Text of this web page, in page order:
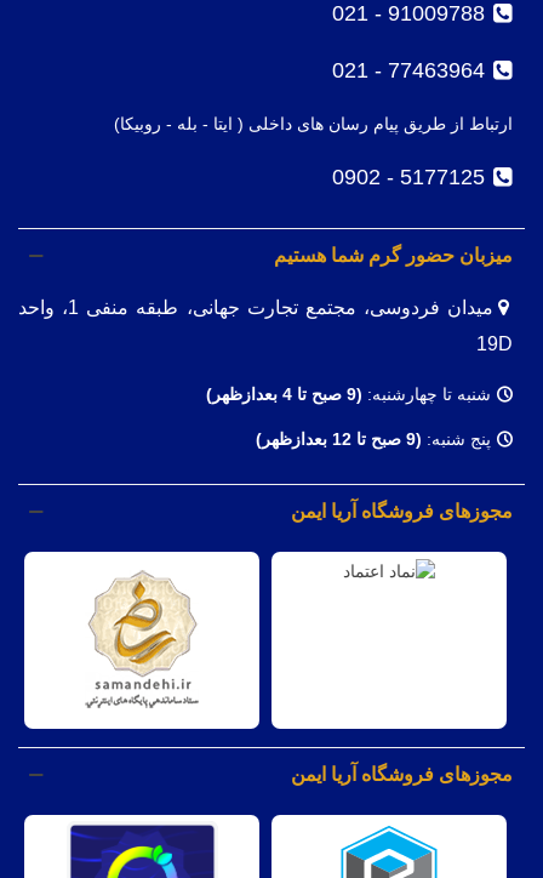
91009788 - 021
77463964 - 021
ارتباط از طریق پیام رسان های داخلی ( ایتا - بله - روبیکا)
5177125 - 0902
میزبان حضور گرم شما هستیم
میدان فردوسی، مجتمع تجارت جهانی، طبقه منفی 1، واحد
19D
شنبه تا چهارشنبه: (9 صبح تا 4 بعدازظهر)
پنج شنبه: (9 صبح تا 12 بعدازظهر)
مجوزهای فروشگاه آریا ایمن
مجوزهای فروشگاه آریا ایمن